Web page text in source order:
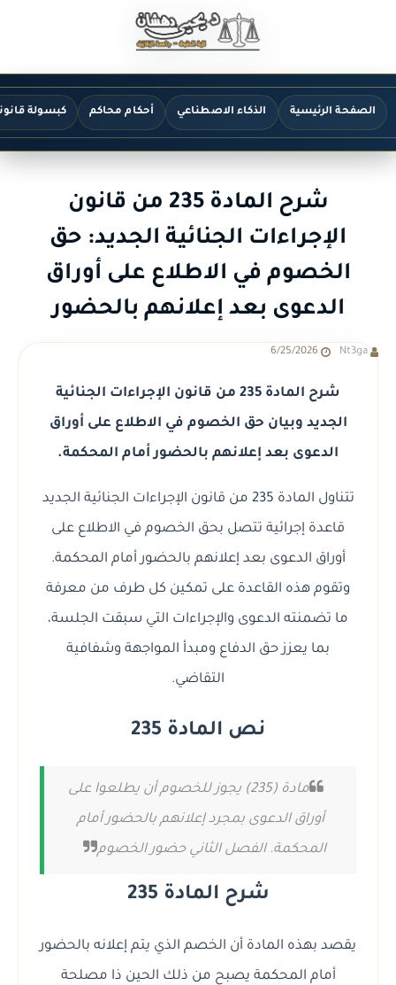
الصفحة الرئيسية الذكاء الاصطناعي أحكام محاكم كبسولة
شرح المادة 235 من قانون
الإجراءات الجنائية الجديد: حق
الخصوم في الاطلاع على أوراق
الدعوى بعد إعلانهم بالحضور
Nt3ga
6/25/2026
شرح المادة 235 من قانون الإجراءات الجنائية
الجديد وبيان حق الخصوم في الاطلاع على أوراق
الدعوى بعد إعلانهم بالحضور أمام المحكمة.
تتناول المادة 235 من قانون الإجراءات الجنائية الجديد
قاعدة إجرائية تتصل بحق الخصوم في الاطلاع على
أوراق الدعوى بعد إعلانهم بالحضور أمام المحكمة.
وتقوم هذه القاعدة على تمكين كل طرف من معرفة
ما تضمنته الدعوى والإجراءات التي سبقت الجلسة،
بما يعزز حق الدفاع ومبدأ المواجهة وشفافية
التقاضي.
نص المادة 235
مادة (235) يجوز للخصوم أن يطلعوا على
أوراق الدعوى بمجرد إعلانهم بالحضور أمام
المحكمة. الفصل الثاني حضور الخصوم
شرح المادة 235
يقصد بهذه المادة أن الخصم الذي يتم إعلانه بالحضور
أمام المحكمة يصبح من ذلك الحين ذا مصلحة